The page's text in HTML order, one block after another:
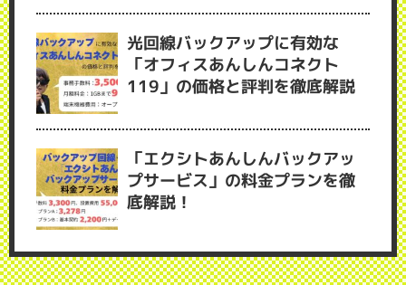
光回線バックアップに有効な
「オフィスあんしんコネクト
119」の価格と評判を徹底解説
「エクシトあんしんバックアッ
プサービス」の料金プランを徹
底解説！